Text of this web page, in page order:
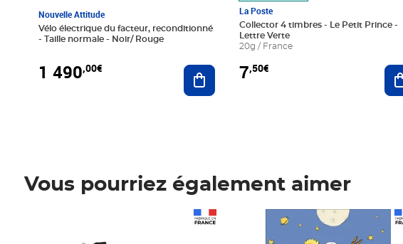
Nouvelle Attitude
Vélo électrique du facteur, reconditionné
- Taille normale - Noir/ Rouge
1 490,00€ Ajouter au panier
La Poste
Collector 4 timbres - Le Petit Prince -
Lettre Verte
20g / France
7,50€
Vous pourriez également aimer
Prix 7,50€